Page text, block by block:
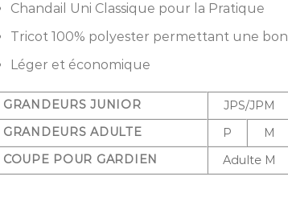
Chandail Uni Classique pour la Pratique
Tricot 100% polyester permettant une
Léger et économique
GRANDEURS JUNIOR JPS/JPM
GRANDEURS ADULTE
P M
COUPE POUR GARDIEN
Adulte M